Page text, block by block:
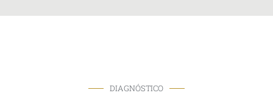
DIAGNÓSTICO